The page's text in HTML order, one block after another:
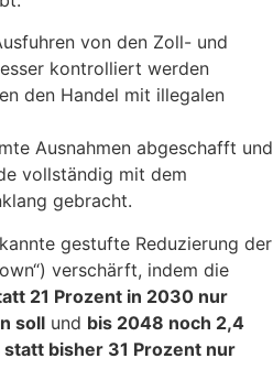
von den Zoll- und
kontrolliert werden
den Handel mit illegalen
Ausnahmen abgeschafft und
vollständig mit dem
gebracht.
gestufte Reduzierung der
verschärft, indem die
21 Prozent in 2030 nur
soll und bis 2048 noch 2,4
bisher 31 Prozent nur